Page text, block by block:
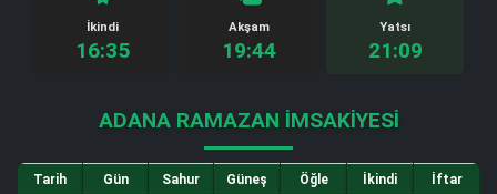
İkindi
16:35
Akşam
19:44
Yatsı
21:09
ADANA RAMAZAN İMSAKIYESI
Tarih Gün Sahur Güneş Öğle İkindi İftar